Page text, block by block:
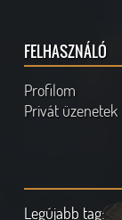
FELHASZNÁLÓ
Profilom
Privát üzenetek
Legújabb tag: